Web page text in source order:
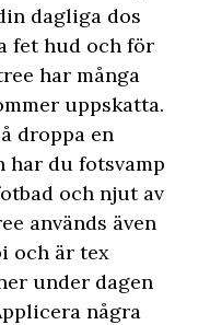
dagliga dos
fet hud och för
har många
uppskatta.
droppa en
har du fotsvamp
och njut av
används även
och är tex
under dagen
några